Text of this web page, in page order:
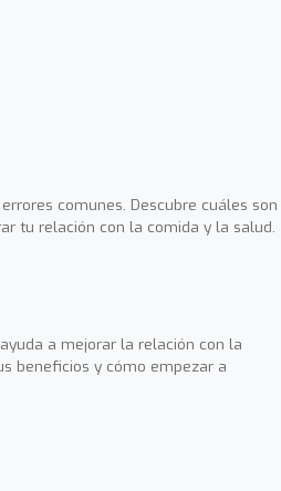
comunes. Descubre cuáles son
tu relación con la comida y la salud.
a mejorar la relación con la
beneficios y cómo empezar a